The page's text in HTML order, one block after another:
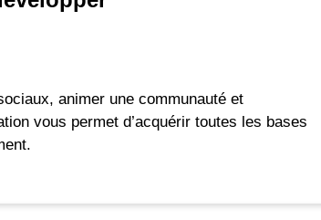
animer une communauté et
vous permet d’acquérir toutes les bases